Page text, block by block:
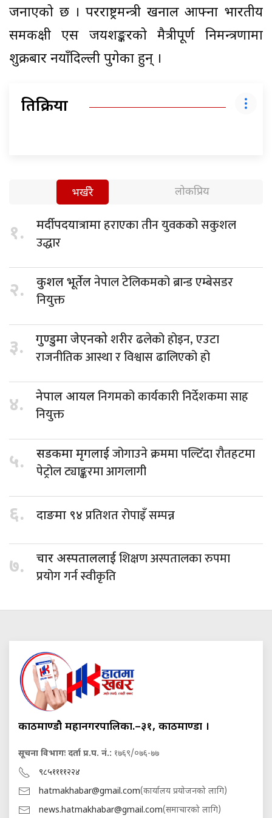
जनाएको छ । परराष्ट्रमन्त्री खनाल आफ्ना भारतीय
समकक्षी एस जयशङ्करको मैत्रीपूर्ण निमन्त्रणामा
शुक्रबार नयाँदिल्ली पुगेका हुन् ।
प्रतिक्रिया
भर्खरै लोकप्रिय
१. मर्दी पदयात्रामाहराएका तीन युवकको सकुशल
उद्धार
२. कुशल भूर्तेलनेपाल टेलिकमको ब्रान्ड एम्बेसडर
नियुक्त
३. गुण्डुमा जेएनकोशरीर ढलेको होइन, एउटा
राजनीतिक आस्था र विश्वास ढालिएको हो
४. नेपाल आयलनिगमको कार्यकारी निर्देशकमा साह
नियुक्त
५. सडकमा मृगलाईजोगाउने क्रममा पल्टिँदा रौतहटमा
पेट्रोल ट्याङ्करमा आगलागी
६. दाङमा ९४ प्रतिशत रोपाइँ सम्पन्न
७. चार अस्पताललाईशिक्षण अस्पतालका रुपमा
प्रयोग गर्न स्वीकृति
काठमाण्डौ महानगरपालिका.–३१, काठमाण्डौं ।
सूचना विभागः दर्ता प्र.प. नं.: १७६९/०७६-७७
९८५११११२२४
hatmakhabar@gmail.com(कार्यालय प्रयोजनको लागि)
news.hatmakhabar@gmail.com(समाचारको लागि)